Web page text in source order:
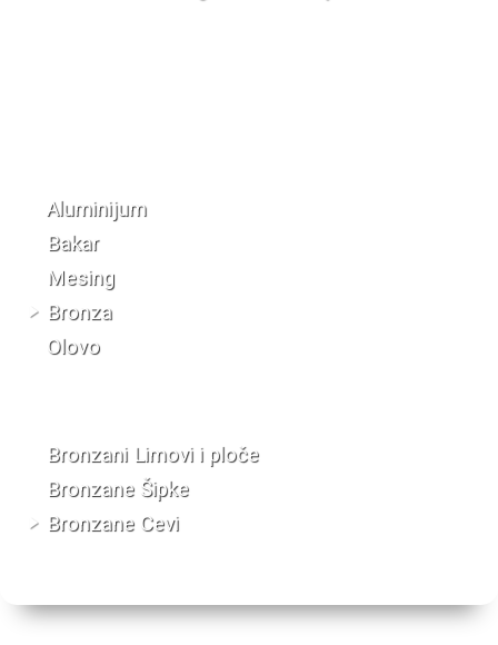
Aluminijum
Bakar
Mesing
Bronza
Olovo
Bronzani Limovi i ploče
Bronzane Šipke
Bronzane Cevi